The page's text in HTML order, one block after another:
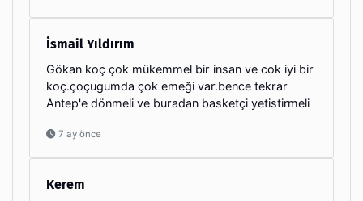
İsmail Yıldırım
Gökan koç çok mükemmel bir insan ve cok iyi bir
koç.çoçugumda çok emeği var.bence tekrar
Antep'e dönmeli ve buradan basketçi yetistirmeli
7 ay önce
Kerem